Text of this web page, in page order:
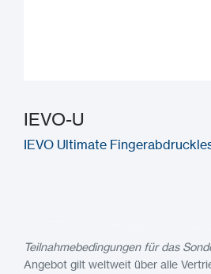
IEVO-U
IEVO Ultimate
Teilnahmebedingungen für das
Angebot gilt weltweit über alle